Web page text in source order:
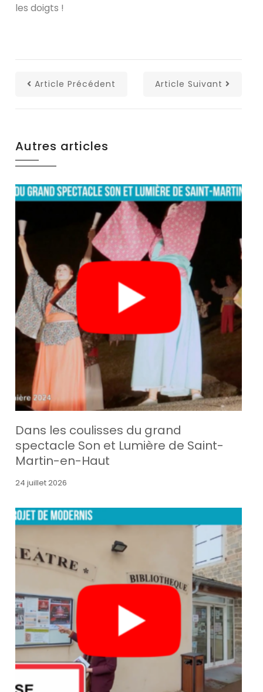
les doigts !
Article Précédent Article Suivant
Autres articles
Dans les coulisses du grand
spectacle Son et Lumière de Saint-
Martin-en-Haut
24 juillet 2026